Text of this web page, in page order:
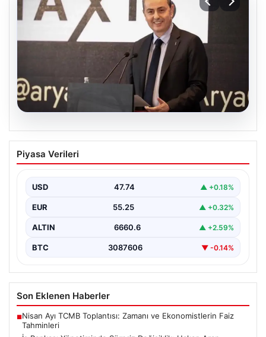
07.08.2026
İş Bankası Yönetiminde Sürpriz
Değişiklik: Hakan Aran Görevini
Türkiye'nin köklü bankalarından İş Bankası'nda yönetim
Bankanın uzun…
Piyasa Verileri
USD 47.74 ▲ +0.18%
EUR 55.25 ▲ +0.32%
ALTIN 6660.6 ▲ +2.59%
BTC 3087606 ▼ -0.14%
Son Eklenen Haberler
■Nisan Ayı TCMB Toplantısı: Zamanı ve Ekonomistlerin Faiz
Tahminleri